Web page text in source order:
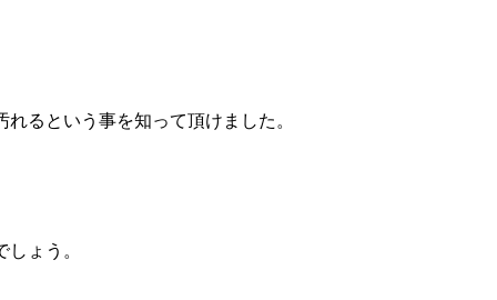
るという事を知って頂けました。
ょう。